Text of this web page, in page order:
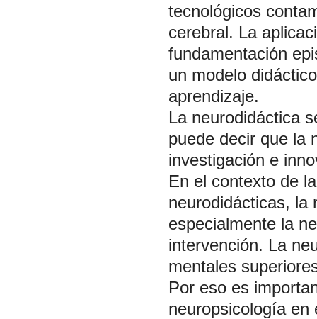
tecnológicos
cerebral. La
fundamentación
un modelo
aprendizaje.
La neurodidáctica
puede decir que la
investigación e
En el contexto de
neurodidácticas, la
especialmente la
intervención. La
mentales
Por eso es
neuropsicología en